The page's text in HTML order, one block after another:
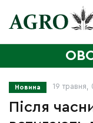
Новина 19 травня,
Після